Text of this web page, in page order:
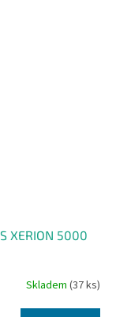
XERION 5000
Skladem(37 ks)